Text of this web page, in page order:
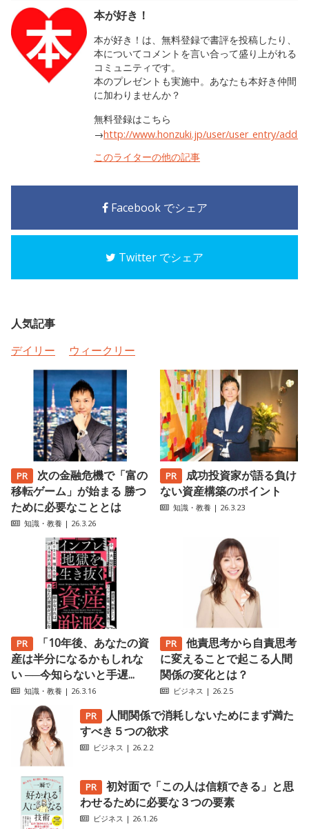
本が好き！
本が好き！は、無料登録で書評を投稿したり、
本についてコメントを言い合って盛り上がれる
コミュニティです。
本のプレゼントも実施中。あなたも本好き仲間
に加わりませんか？
無料登録はこちら
→http://www.honzuki.jp/user/user_entry/
このライターの他の記事
Facebook でシェア
Twitter でシェア
人気記事
デイリー
ウィークリー
次の金融危機で「富の
移転ゲーム」が始まる 勝つ
ために必要なこととは
知識・教養 | 26.3.26
成功投資家が語る負け
ない資産構築のポイント
知識・教養 | 26.3.23
「10年後、あなたの資
産は半分になるかもしれな
い ──今知らないと手遅...
知識・教養 | 26.3.16
他責思考から自責思考
に変えることで起こる人間
関係の変化とは？
ビジネス | 26.2.5
人間関係で消耗しないためにまず満た
すべき５つの欲求
ビジネス | 26.2.2
初対面で「この人は信頼できる」と思
わせるために必要な３つの要素
ビジネス | 26.1.26